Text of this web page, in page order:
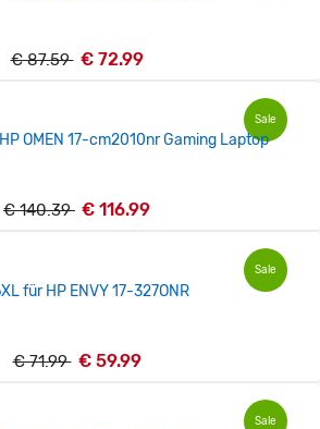
€ 87.59 € 72.99
Sale
OMEN 17-cm2010nr Gaming Laptop
€ 140.39 € 116.99
Sale
für HP ENVY 17-327ONR
€ 71.99 € 59.99
Sale